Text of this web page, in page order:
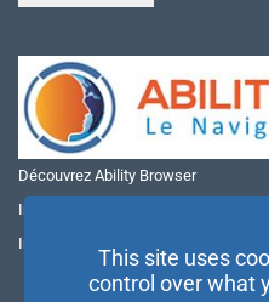
Découvrez Ability Browser
Installer Ability Browser sur Windows
Installer Ability Browser sur Mac
This site uses
control over what